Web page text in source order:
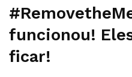
funcionou!
ficar!